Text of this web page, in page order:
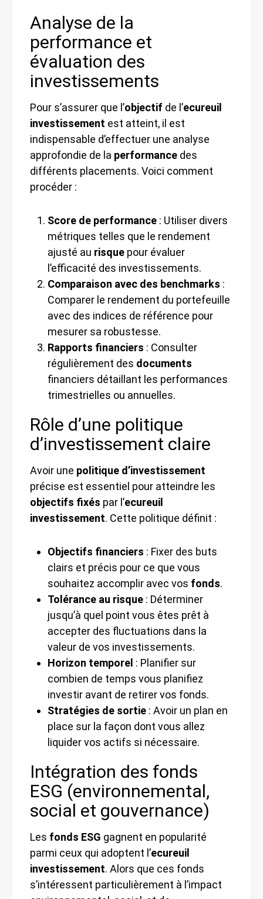
Analyse de la
performance et
évaluation des
investissements
Pour s’assurer que l’objectif de l’ecureuil
investissement est atteint, il est
indispensable d’effectuer une analyse
approfondie de la performance des
différents placements. Voici comment
procéder :
Score de performance : Utiliser divers
métriques telles que le rendement
ajusté au risque pour évaluer
l’efficacité des investissements.
Comparaison avec des benchmarks :
Comparer le rendement du portefeuille
avec des indices de référence pour
mesurer sa robustesse.
Rapports financiers : Consulter
régulièrement des documents
financiers détaillant les performances
trimestrielles ou annuelles.
Rôle d’une politique
d’investissement claire
Avoir une politique d’investissement
précise est essentiel pour atteindre les
objectifs fixés par l’ecureuil
investissement. Cette politique définit :
Objectifs financiers : Fixer des buts
clairs et précis pour ce que vous
souhaitez accomplir avec vos fonds.
Tolérance au risque : Déterminer
jusqu’à quel point vous êtes prêt à
accepter des fluctuations dans la
valeur de vos investissements.
Horizon temporel : Planifier sur
combien de temps vous planifiez
investir avant de retirer vos fonds.
Stratégies de sortie : Avoir un plan en
place sur la façon dont vous allez
liquider vos actifs si nécessaire.
Intégration des fonds
ESG (environnemental,
social et gouvernance)
Les fonds ESG gagnent en popularité
parmi ceux qui adoptent l’ecureuil
investissement. Alors que ces fonds
s’intéressent particulièrement à l’impact